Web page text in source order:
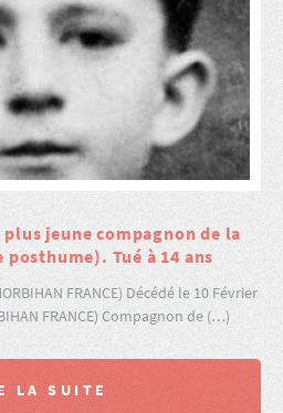
plus jeune compagnon de la
Tué à 14 ans
FRANCE) Décédé le 10 Février
FRANCE) Compagnon de (…)
LA SUITE